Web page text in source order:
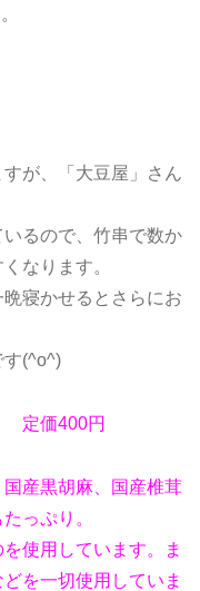
が、「大豆屋」さん
るので、竹串で数か
なります。
寝かせるとさらにお
す(^o^)
定価400円
国産黒胡麻、国産椎茸
っぷり。
使用しています。ま
を一切使用していま